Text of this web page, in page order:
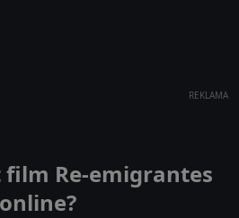
REKLAMA
film Re-emigrantes
online?